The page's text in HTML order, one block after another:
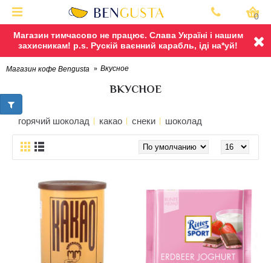
Магазин тимчасово не працює. Слава Україні і нашим
захисникам! p.s. Рускій ваєнний карабль, іді на*уй!
0
Магазин кофе Bengusta Вкусное
ВКУСНОЕ
горячий шоколад какао снеки шоколад